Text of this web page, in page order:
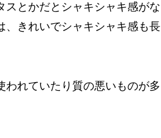
スとかだとシャキシャキ感がな
、きれいでシャキシャキ感も長
われていたり質の悪いものが多